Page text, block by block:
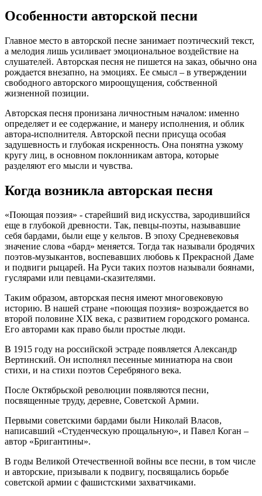
Особенности авторской песни
Главное место в авторской песне занимает поэтический текст,
а мелодия лишь усиливает эмоциональное воздействие на
слушателей. Авторская песня не пишется на заказ, обычно она
рождается внезапно, на эмоциях. Ее смысл – в утверждении
свободного авторского мироощущения, собственной
жизненной позиции.
Авторская песня пронизана личностным началом: именно
определяет и ее содержание, и манеру исполнения, и облик
автора-исполнителя. Авторской песни присуща особая
задушевность и глубокая искренность. Она понятна узкому
кругу лиц, в основном поклонникам автора, которые
разделяют его мысли и чувства.
Когда возникла авторская песня
«Поющая поэзия» - старейший вид искусства, зародившийся
еще в глубокой древности. Так, певцы-поэты, называвшие
себя бардами, были еще у кельтов. В эпоху Средневековья
значение слова «бард» меняется. Тогда так называли бродячих
поэтов-музыкантов, воспевавших любовь к Прекрасной Даме
и подвиги рыцарей. На Руси таких поэтов называли боянами,
гуслярами или певцами-сказителями.
Таким образом, авторская песня имеют многовековую
историю. В нашей стране «поющая поэзия» возрождается во
второй половине XIX века, с развитием городского романса.
Его авторами как право были простые люди.
В 1915 году на российской эстраде появляется Александр
Вертинский. Он исполнял песенные миниатюра на свои
стихи, и на стихи поэтов Серебряного века.
После Октябрьской революции появляются песни,
посвященные труду, деревне, Советской Армии.
Первыми советскими бардами были Николай Власов,
написавший «Студенческую прощальную», и Павел Коган –
автор «Бригантины».
В годы Великой Отечественной войны все песни, в том числе
и авторские, призывали к подвигу, посвящались борьбе
советской армии с фашистскими захватчиками.